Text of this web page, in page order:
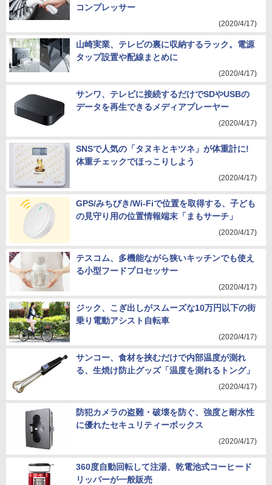
コンプレッサー
(2020/4/17)
山崎実業、テレビの裏に収納するラック。電源
タップ設置や配線まとめに
(2020/4/17)
サンワ、テレビに接続するだけでSDやUSBの
データを再生できるメディアプレーヤー
(2020/4/17)
SNSで人気の「タヌキとキツネ」が体重計に!
体重チェックでほっこりしよう
(2020/4/17)
GPS/みちびき/Wi-Fiで位置を取得する、子ども
の見守り用の位置情報端末「まもサーチ」
(2020/4/17)
テスコム、多機能ながら狭いキッチンでも使え
る小型フードプロセッサー
(2020/4/17)
ジック、こぎ出しがスムーズな10万円以下の街
乗り電動アシスト自転車
(2020/4/17)
サンコー、食材を挟むだけで内部温度が測れ
る、生焼け防止グッズ「温度を測れるトング」
(2020/4/17)
防犯カメラの盗難・破壊を防ぐ、強度と耐水性
に優れたセキュリティーボックス
(2020/4/17)
360度自動回転して注湯、乾電池式コーヒード
リッパーが一般販売